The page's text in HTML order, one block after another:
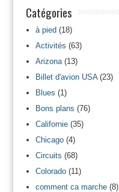
Catégories
à pied(18)
Activités (63)
Arizona(13)
Billet d'avion USA(23)
Blues (1)
Bons plans (76)
Californie(35)
Chicago(4)
Circuits (68)
Colorado(11)
comment ca marche(8)